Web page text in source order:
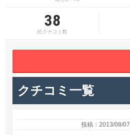
38
総クチコミ数
クチコミ一覧
投稿：2013/08/07